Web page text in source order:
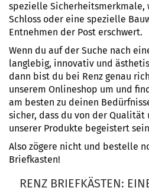
spezielle Sicherheitsmerkmale,
Schloss oder eine spezielle
Entnehmen der Post erschwert.
Wenn du auf der Suche nach
langlebig, innovativ und
dann bist du bei Renz genau
unserem Onlineshop um und
am besten zu deinen
sicher, dass du von der
unserer Produkte begeistert
Also zögere nicht und bestelle
Briefkasten!
RENZ BRIEFKÄSTEN: